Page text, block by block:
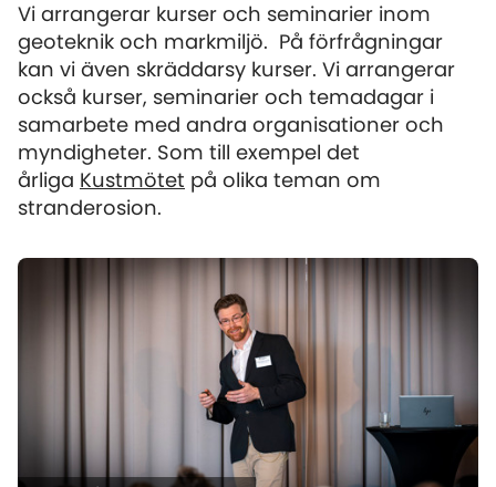
Vi arrangerar kurser och seminarier inom
geoteknik och markmiljö. På förfrågningar
kan vi även skräddarsy kurser. Vi arrangerar
också kurser, seminarier och temadagar i
samarbete med andra organisationer och
myndigheter. Som till exempel det
årliga Kustmötet på olika teman om
stranderosion.